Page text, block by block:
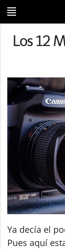
Los 12
Ya decía el
Pues aquí